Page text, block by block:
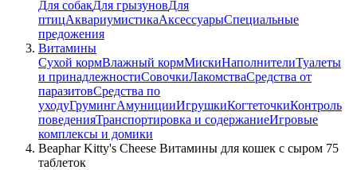
Для собакДля грызуновДля
птицАквариумистикаАксессуарыСпециальные
предожения
Витамины
Сухой кормВлажный кормМискиНаполнителиТуалеты
и принадлежностиСовочкиЛакомстваСредства от
паразитовСредства по
уходуГрумингАмуницииИгрушкиКогтеточкиКонтроль
поведенияТранспортировка и содержаниеИгровые
комплексы и домики
Beaphar Kitty's Cheese Витамины для кошек с сыром 75
таблеток